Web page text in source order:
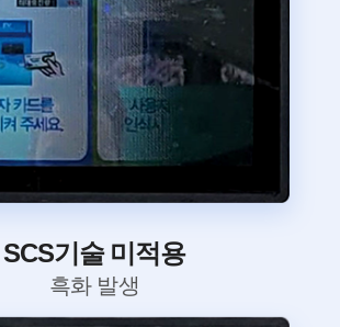
SCS기술 미적용
흑화 발생